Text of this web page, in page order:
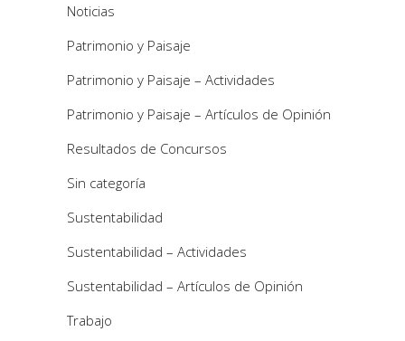
Noticias
Patrimonio y Paisaje
Patrimonio y Paisaje – Actividades
Patrimonio y Paisaje – Artículos de Opinión
Resultados de Concursos
Sin categoría
Sustentabilidad
Sustentabilidad – Actividades
Sustentabilidad – Artículos de Opinión
Trabajo